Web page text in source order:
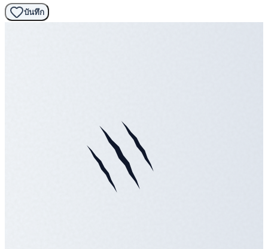
บันทึก